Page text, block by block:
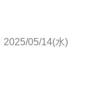
2025/05/14(水)